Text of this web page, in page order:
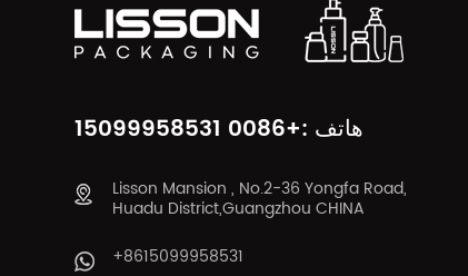
هاتف :+0086 15099958531
Lisson Mansion , No.2-36 Yongfa Road,
Huadu District,Guangzhou CHINA
+8615099958531